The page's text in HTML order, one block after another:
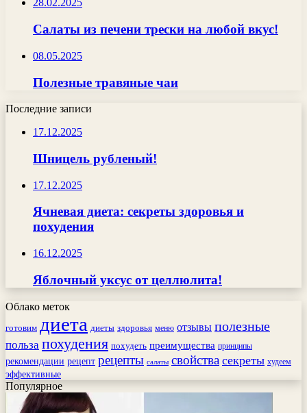
28.02.2025
Салаты из печени трески на любой вкус!
08.05.2025
Полезные травяные чаи
Последние записи
17.12.2025
Шницель рубленый!
17.12.2025
Ячневая диета: секреты здоровья и
похудения
16.12.2025
Яблочный уксус от целлюлита!
Облако меток
готовим диета диеты здоровья меню отзывы полезные
польза похудения похудеть преимущества принципы
рекомендации рецепт рецепты салаты свойства секреты худеем
эффективные
Популярное